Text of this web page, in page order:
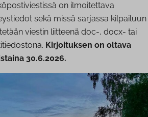
on ilmoitettava
sekä missä sarjassa kilpailuun
viestin liitteenä doc-, docx- tai
Kirjoituksen on oltava
30.6.2026.